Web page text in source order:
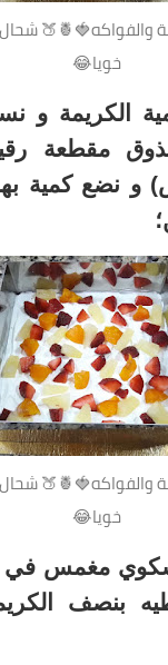
والفواكه🍓🍍🍑 شحال
خويا😂
الكريمة و
مقطعة
و نضع كمية
والفواكه🍓🍍🍑 شحال
خويا😂
مغمس في
بنصف